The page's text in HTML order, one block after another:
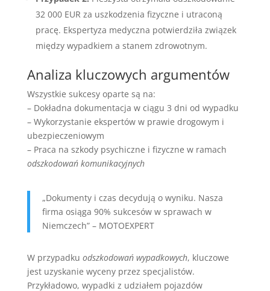
32 000 EUR za uszkodzenia fizyczne i utraconą
pracę. Ekspertyza medyczna potwierdziła związek
między wypadkiem a stanem zdrowotnym.
Analiza kluczowych argumentów
Wszystkie sukcesy oparte są na:
– Dokładna dokumentacja w ciągu 3 dni od wypadku
– Wykorzystanie ekspertów w prawie drogowym i
ubezpieczeniowym
– Praca na szkody psychiczne i fizyczne w ramach
odszkodowań komunikacyjnych
„Dokumenty i czas decydują o wyniku. Nasza
firma osiąga 90% sukcesów w sprawach w
Niemczech” – MOTOEXPERT
W przypadku odszkodowań wypadkowych, kluczowe
jest uzyskanie wyceny przez specjalistów.
Przykładowo, wypadki z udziałem pojazdów